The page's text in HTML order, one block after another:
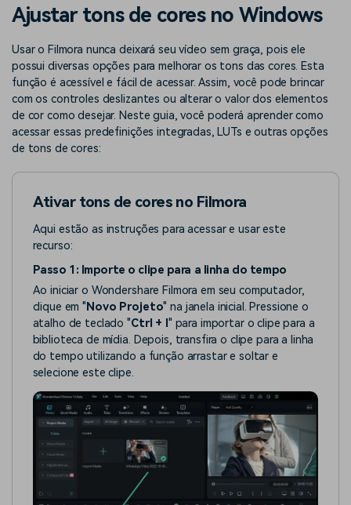
Aprenda os termos técnicos
de edição de vídeo
Encontre aqui o que outros
usuários criam com o Filmora
Hub de Criadores
Mostre sua criatividade
Criadores
Efeitos Especiais DIY
própria
Comunidade
Blog
Programa de afiliados
Acesse parcerias de nível
empresarial
Buscar
Ajustar tons de cores no Windows
Usar o Filmora nunca deixará seu vídeo sem graça, pois ele
possui diversas opções para melhorar os tons das cores. Esta
função é acessível e fácil de acessar. Assim, você pode brincar
com os controles deslizantes ou alterar o valor dos elementos
de cor como desejar. Neste guia, você poderá aprender como
acessar essas predefinições integradas, LUTs e outras opções
de tons de cores:
Ativar tons de cores no Filmora
Aqui estão as instruções para acessar e usar este
recurso:
Passo 1: Importe o clipe para a linha do tempo
Ao iniciar o Wondershare Filmora em seu computador,
clique em " Novo Projeto" na janela inicial. Pressione o
atalho de teclado "Ctrl + I " para importar o clipe para a
biblioteca de mídia. Depois, transfira o clipe para a linha
do tempo utilizando a função arrastar e soltar e
selecione este clipe.